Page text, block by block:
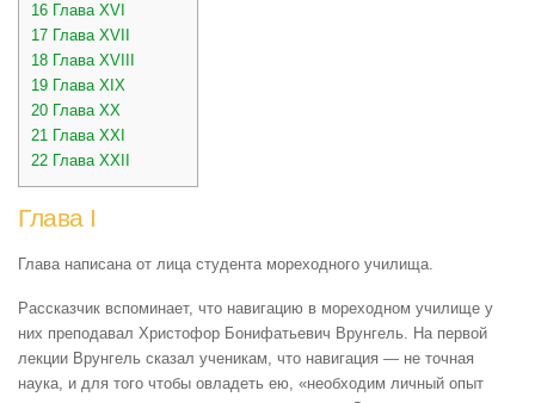
16 Глава XVI
17 Глава XVII
18 Глава XVIII
19 Глава XIX
20 Глава XX
21
Глава XXI
22 Глава XXII
Глава I
Глава написана от лица студента мореходного училища.
Рассказчик вспоминает, что навигацию в мореходном училище у
них преподавал Христофор Бонифатьевич Врунгель. На первой
лекции Врунгель сказал ученикам, что навигация — не точная
наука, и для того чтобы овладеть ею, «необходим личный опыт